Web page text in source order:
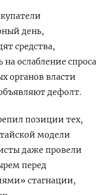
день,
средства,
ослабление спроса
органов власти
дефолт.
позиции тех,
модели
даже провели
перед
стагнации,